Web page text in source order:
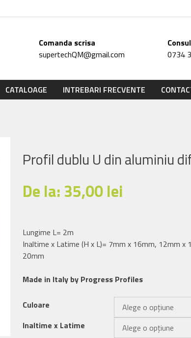
Comanda scrisa
supertechQM@gmail.com
0734
CATALOAGE INTREBARI FRECVENTE
Profil dublu U din aluminiu
De la: 35,00lei
Lungime L= 2m
Inaltime x Latime (H x L)= 7mm x 16mm, 12mm
20mm
Made in Italy by Progress Profiles
Culoare
Inaltime x Latime